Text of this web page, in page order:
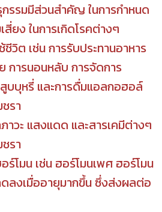
รรมมีส่วนสำคัญ ในการกำหนด
สี่ยง ในการเกิดโรคต่างๆ
ชีวิต เช่น การรับประทานอาหาร
การนอนหลับ การจัดการ
บบุหรี่ และการดื่มแอลกอฮอล์
รา
าวะ แสงแดด และสารเคมีต่างๆ
รา
ร์โมน เช่น ฮอร์โมนเพศ ฮอร์โมน
ลงเมื่ออายุมากขึ้น ซึ่งส่งผลต่อ